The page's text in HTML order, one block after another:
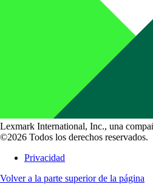
Lexmark International, Inc., una
©2026 Todos los derechos reservados.
Privacidad
Volver a la parte superior de la página